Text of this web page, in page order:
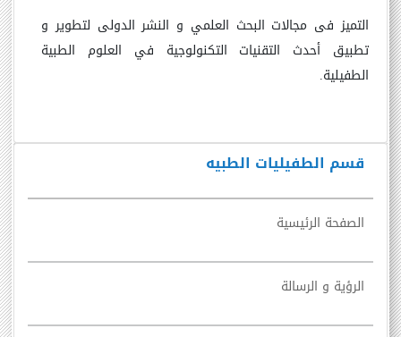
قسم الطفيليات الطبيه
الصفحة الرئيسية
الرؤية و الرسالة
التميز فى مجالات البحث العلمي و النشر الدولى لتطوير و
تطبيق أحدث التقنيات التكنولوجية في العلوم الطبية
الطفيلية.